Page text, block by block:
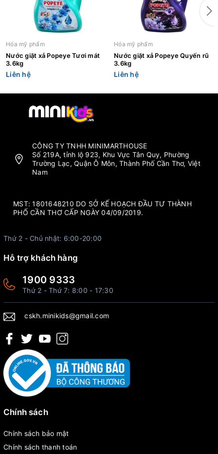
Hóa mỹ phẩm
Nước giặt xả Popeye Tươi mát
3.6kg
Liên hệ
Hóa mỹ phẩm
Nước giặt xả Popeye Quyến rũ
3.6kg
Liên hệ
CÔNG TY TNHH MINIMARTHOUSE
Số 219A, tỉnh lộ 923, Khu Vực Tân Quy, Phường
Trường Lạc, Quận Ô Môn, Thành Phố Cần Thơ, Việt
Nam
MST: 1801648210 DO SỞ KẾ HOẠCH ĐẦU TƯ THÀNH
PHỐ CẦN THƠ CẤP NGÀY 04/09/2019.
Thứ 2 - Chủ nhật: 6:00-20:00
Hỗ trợ khách hàng
1900 9333
Thứ 2 - Thứ 7: 8:00 - 17:30
cskh.minikids@gmail.com
Chính sách
Chính sách bảo mật
Chính sách thanh toán